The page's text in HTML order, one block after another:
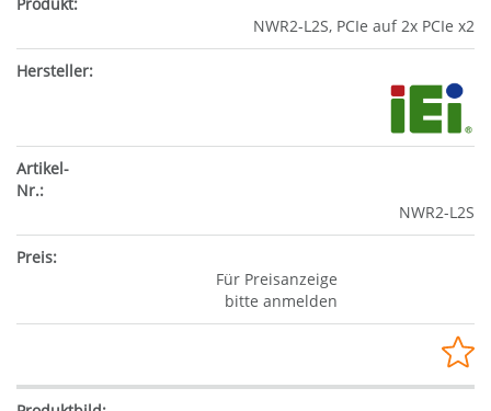
NWR2-L2S, PCIe auf 2x PCIe x2
NWR2-L2S
Für Preisanzeige
bitte anmelden